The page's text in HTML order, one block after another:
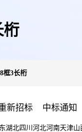
桁
框3长桁
新招标 中标通知
湖北四川 河北河南天津山